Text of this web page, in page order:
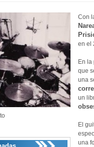
Con
en el
En
que
una
un
El
una